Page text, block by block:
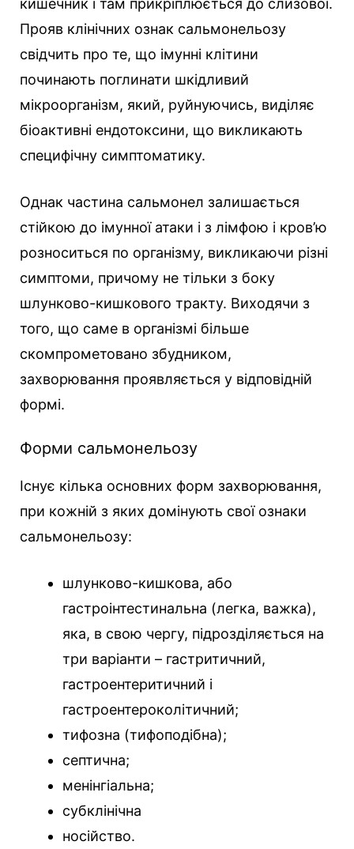
кишечник і там прикріплюється до слизової.
Прояв клінічних ознак сальмонельозу
свідчить про те, що імунні клітини
починають поглинати шкідливий
мікроорганізм, який, руйнуючись, виділяє
біоактивні ендотоксини, що викликають
специфічну симптоматику.
Однак частина сальмонел залишається
стійкою до імунної атаки і з лімфою і кров’ю
розноситься по організму, викликаючи різні
симптоми, причому не тільки з боку
шлунково-кишкового тракту. Виходячи з
того, що саме в організмі більше
скомпрометовано збудником,
захворювання проявляється у відповідній
формі.
Форми сальмонельозу
Існує кілька основних форм захворювання,
при кожній з яких домінують свої ознаки
сальмонельозу:
шлунково-кишкова, або
гастроінтестинальна (легка, важка),
яка, в свою чергу, підрозділяється на
три варіанти – гастритичний,
гастроентеритичний і
гастроентероколітичний;
тифозна (тифоподібна);
септична;
менінгіальна;
субклінічна
носійство.